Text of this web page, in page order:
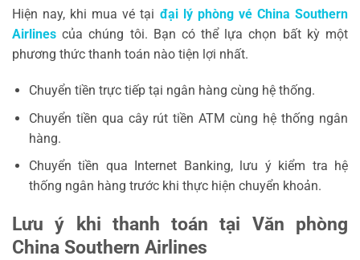
Hiện nay, khi mua vé tại đại lý phòng vé China Southern
Airlines của chúng tôi. Bạn có thể lựa chọn bất kỳ một
phương thức thanh toán nào tiện lợi nhất.
Chuyển tiền trực tiếp tại ngân hàng cùng hệ thống.
Chuyển tiền qua cây rút tiền ATM cùng hệ thống ngân
hàng.
Chuyển tiền qua Internet Banking, lưu ý kiểm tra hệ
thống ngân hàng trước khi thực hiện chuyển khoản.
Lưu ý khi thanh toán tại Văn phòng
China Southern Airlines